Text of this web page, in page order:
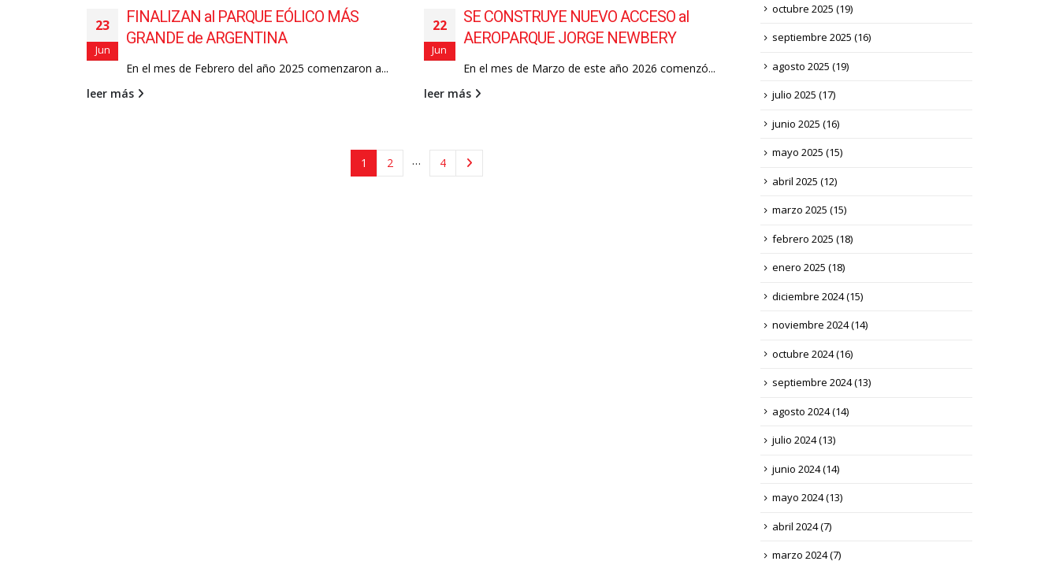
23
Jun
FINALIZAN al PARQUE EÓLICO MÁS
GRANDE de ARGENTINA
En el mes de Febrero del año 2025 comenzaron a...
leer más
22
Jun
SE CONSTRUYE NUEVO ACCESO al
AEROPARQUE JORGE NEWBERY
En el mes de Marzo de este año 2026 comenzó...
leer más
1 2 … 4
octubre 2025 (19)
septiembre 2025 (16)
agosto 2025 (19)
julio 2025 (17)
junio 2025 (16)
mayo 2025 (15)
abril 2025 (12)
marzo 2025 (15)
febrero 2025 (18)
enero 2025 (18)
diciembre 2024(15)
noviembre 2024(14)
octubre 2024(16)
septiembre 2024(13)
agosto 2024(14)
julio 2024(13)
junio 2024(14)
mayo 2024(13)
abril 2024(7)
marzo 2024(7)